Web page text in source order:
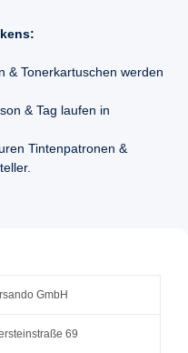
& Tonerkartuschen werden
& Tag laufen in
Tintenpatronen &
GmbH
69